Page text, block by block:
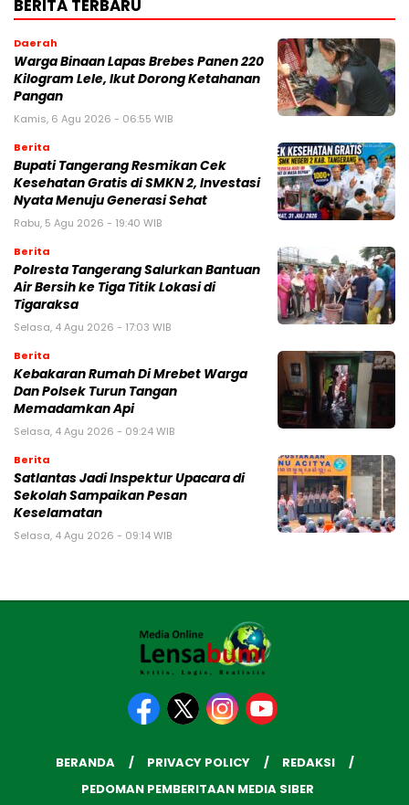
BERITA TERBARU
Daerah
Warga Binaan Lapas Brebes Panen 220
Kilogram Lele, Ikut Dorong Ketahanan
Pangan
Kamis, 6 Agu 2026 - 06:55 WIB
Berita
‎Bupati Tangerang Resmikan Cek
Kesehatan Gratis di SMKN 2, Investasi
Nyata Menuju Generasi Sehat
Rabu, 5 Agu 2026 - 19:40 WIB
Berita
Polresta Tangerang Salurkan Bantuan
Air Bersih ke Tiga Titik Lokasi di
Tigaraksa
Selasa, 4 Agu 2026 - 17:03 WIB
Berita
Kebakaran Rumah Di Mrebet Warga
Dan Polsek Turun Tangan
Memadamkan Api
Selasa, 4 Agu 2026 - 09:24 WIB
Berita
Satlantas Jadi Inspektur Upacara di
Sekolah Sampaikan Pesan
Keselamatan
Selasa, 4 Agu 2026 - 09:14 WIB
BERANDA PRIVACY POLICY
REDAKSI
PEDOMAN PEMBERITAAN MEDIA SIBER